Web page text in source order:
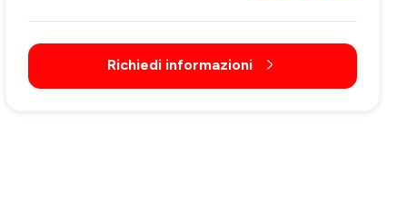
Richiedi informazioni